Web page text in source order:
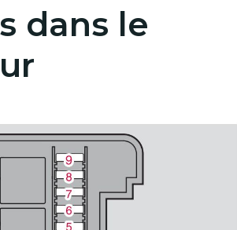
dans le